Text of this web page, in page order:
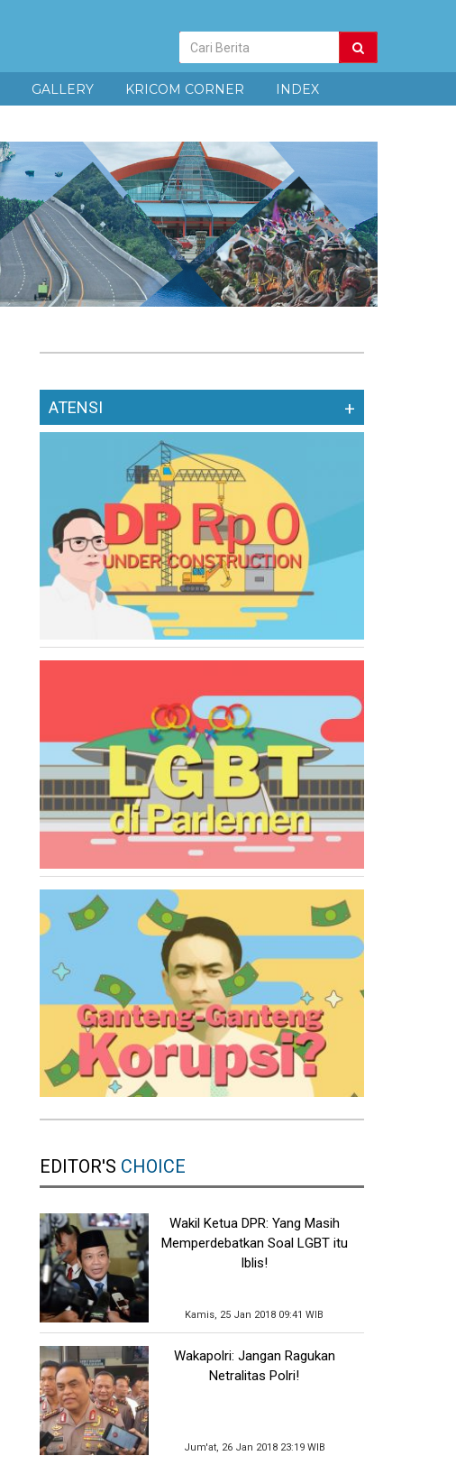
Pencarian
Berita
GALLERY KRICOM CORNER INDEX
ATENSI +
EDITOR'S CHOICE
Wakil Ketua DPR: Yang Masih
Memperdebatkan Soal LGBT itu
Iblis!
Kamis, 25 Jan 2018 09:41 WIB
Wakapolri: Jangan Ragukan
Netralitas Polri!
Jum'at, 26 Jan 2018 23:19 WIB